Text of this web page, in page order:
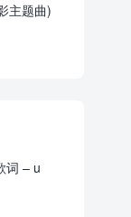
主题曲)
词 – u